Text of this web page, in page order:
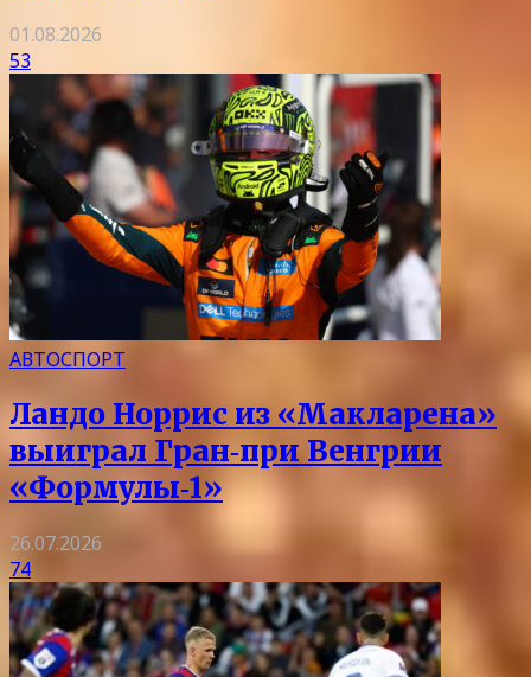
01.08.2026
53
АВТОСПОРТ
Ландо Норрис из «Макларена»
выиграл Гран‑при Венгрии
«Формулы‑1»
26.07.2026
74